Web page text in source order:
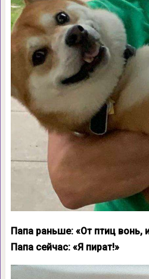
Папа раньше: «От птиц вонь,
Папа сейчас: «Я пират!»